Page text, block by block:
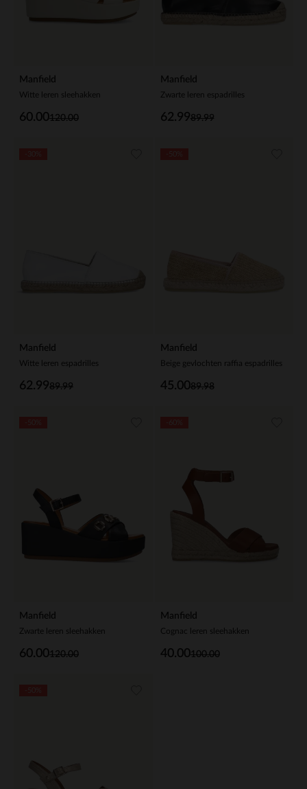
Manfield
Witte leren sleehakken
120.00
60.00
Manfield
Zwarte leren espadrilles
89.99
62.99
Manfield
Witte leren espadrilles
89.99
62.99
Manfield
Beige gevlochten raffia espadrilles
89.98
45.00
Manfield
Zwarte leren sleehakken
120.00
60.00
Manfield
Cognac leren sleehakken
100.00
40.00